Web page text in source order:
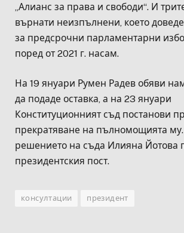
„Алианс за права и свободи“. И
върнати неизпълнени, което
за предсрочни парламентарни
поред от 2021 г. насам.
На 19 януари Румен Радев обяви
да подаде оставка, а на 23 януари
Конституционният съд постанови
прекратяване на пълномощията
решението на съда Илияна Йотова
президентския пост.
консултации президент